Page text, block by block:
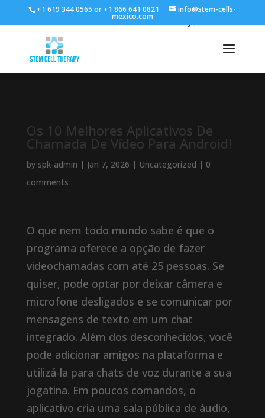
+1 619 344 0565 or +1 866 641 0821 info@stem-cells-
mexico.com
Os 10 Melhores Aplicativos De
Chamada De Vídeo Para Android!
by spk-admin | Jan 7, 2026 | Uncategorized | 0
comments
O que nem todo mundo sabe é que o
programa oferece a opção de fazer
videochamadas com até 25 pessoas. Se
quiser, pode optar por deixar câmera e
microfone desligados e se comunicar por
mensagens de texto em um chat
integrado. Além dos desconhecidos, você
pode adicionar amigos na plataforma e
utilizá-la para chats de voz durante a sua
jogatina. Em poucos comandos, o
aplicativo cria uma sala pública de áudio,